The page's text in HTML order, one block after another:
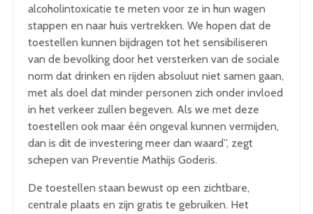
alcoholintoxicatie te meten voor ze in hun wagen
stappen en naar huis vertrekken. We hopen dat de
toestellen kunnen bijdragen tot het sensibiliseren
van de bevolking door het versterken van de sociale
norm dat drinken en rijden absoluut niet samen gaan,
met als doel dat minder personen zich onder invloed
in het verkeer zullen begeven. Als we met deze
toestellen ook maar één ongeval kunnen vermijden,
dan is dit de investering meer dan waard”, zegt
schepen van Preventie Mathijs Goderis.
De toestellen staan bewust op een zichtbare,
centrale plaats en zijn gratis te gebruiken. Het